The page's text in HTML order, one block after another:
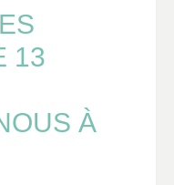
13
À